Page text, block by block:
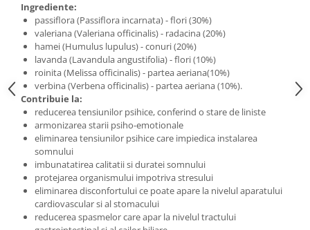
Ingrediente:
passiflora (Passiflora incarnata) - flori (30%)
valeriana (Valeriana officinalis) - radacina (20%)
hamei (Humulus lupulus) - conuri (20%)
lavanda (Lavandula angustifolia) - flori (10%)
roinita (Melissa officinalis) - partea aeriana(10%)
verbina (Verbena officinalis) - partea aeriana (10%).
Contribuie la:
reducerea tensiunilor psihice, conferind o stare de liniste
armonizarea starii psiho-emotionale
eliminarea tensiunilor psihice care impiedica instalarea
somnului
imbunatatirea calitatii si duratei somnului
protejarea organismului impotriva stresului
eliminarea disconfortului ce poate apare la nivelul aparatului
cardiovascular si al stomacului
reducerea spasmelor care apar la nivelul tractului